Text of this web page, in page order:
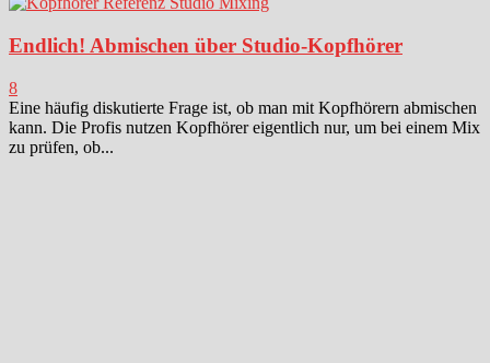
Endlich! Abmischen über Studio-Kopfhörer
8
Eine häufig diskutierte Frage ist, ob man mit Kopfhörern abmischen
kann. Die Profis nutzen Kopfhörer eigentlich nur, um bei einem Mix
zu prüfen, ob...